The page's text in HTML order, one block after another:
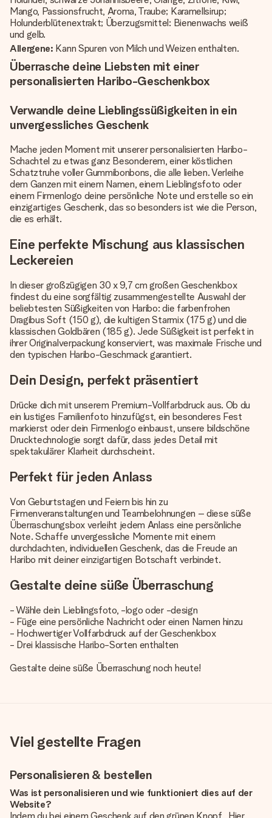
Mango, Passionsfrucht, Aroma, Traube; Karamellsirup;
Holunderblütenextrakt; Überzugsmittel: Bienenwachs weiß
und gelb.
Allergene: Kann Spuren von Milch und Weizen enthalten.
Überrasche deine Liebsten mit einer
personalisierten Haribo-Geschenkbox
Verwandle deine Lieblingssüßigkeiten in ein
unvergessliches Geschenk
Mache jeden Moment mit unserer personalisierten Haribo-
Schachtel zu etwas ganz Besonderem, einer köstlichen
Schatztruhe voller Gummibonbons, die alle lieben. Verleihe
dem Ganzen mit einem Namen, einem Lieblingsfoto oder
einem Firmenlogo deine persönliche Note und erstelle so ein
einzigartiges Geschenk, das so besonders ist wie die Person,
die es erhält.
Eine perfekte Mischung aus klassischen
Leckereien
In dieser großzügigen 30 x 9,7 cm großen Geschenkbox
findest du eine sorgfältig zusammengestellte Auswahl der
beliebtesten Süßigkeiten von Haribo: die farbenfrohen
Dragibus Soft (150 g), die kultigen Starmix (175 g) und die
klassischen Goldbären (185 g). Jede Süßigkeit ist perfekt in
ihrer Originalverpackung konserviert, was maximale Frische und
den typischen Haribo-Geschmack garantiert.
Dein Design, perfekt präsentiert
Drücke dich mit unserem Premium-Vollfarbdruck aus. Ob du
ein lustiges Familienfoto hinzufügst, ein besonderes Fest
markierst oder dein Firmenlogo einbaust, unsere bildschöne
Drucktechnologie sorgt dafür, dass jedes Detail mit
spektakulärer Klarheit durchscheint.
Perfekt für jeden Anlass
Von Geburtstagen und Feiern bis hin zu
Firmenveranstaltungen und Teambelohnungen – diese süße
Überraschungsbox verleiht jedem Anlass eine persönliche
Note. Schaffe unvergessliche Momente mit einem
durchdachten, individuellen Geschenk, das die Freude an
Haribo mit deiner einzigartigen Botschaft verbindet.
Gestalte deine süße Überraschung
- Wähle dein Lieblingsfoto, -logo oder -design
- Füge eine persönliche Nachricht oder einen Namen hinzu
- Hochwertiger Vollfarbdruck auf der Geschenkbox
- Drei klassische Haribo-Sorten enthalten
Gestalte deine süße Überraschung noch heute!
Viel gestellte Fragen
Personalisieren & bestellen
Was ist personalisieren und wie funktioniert dies auf der
Website?